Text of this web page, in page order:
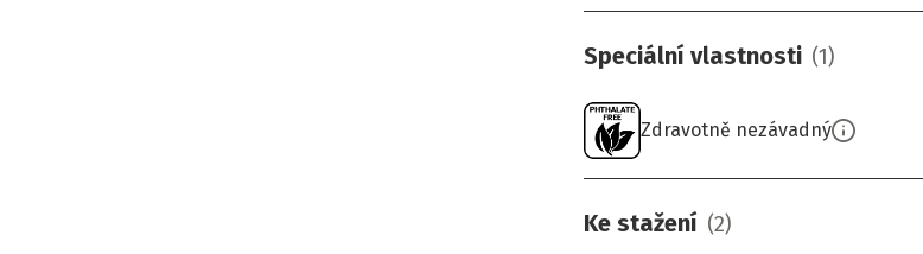
Speciální vlastnosti (1)
Zdravotně nezávadný
Ke stažení (2)